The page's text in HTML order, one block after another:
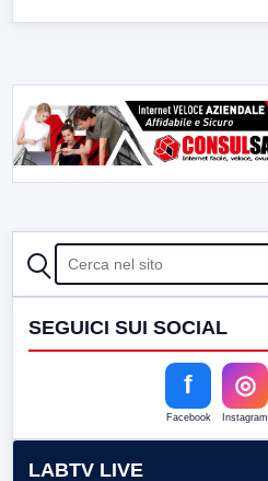
CERCA
SEGUICI SUI SOCIAL
f
Facebook
◎
Instagram
LABTV LIVE